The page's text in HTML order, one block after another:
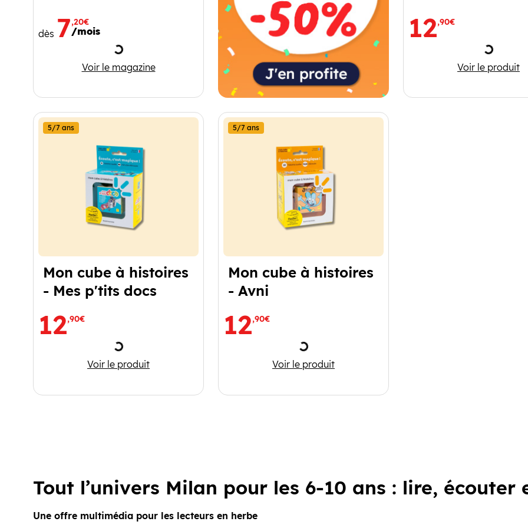
dès 7,20€
/mois
Chargement
Voir le magazine
1jour1actu
12,90€
Voir le produit
Mon
Mon cube à histoires
- Mes p'tits docs
5/7 ans
12,90€
Chargement
Voir le produitMon cube à histoires - Mes p'tits docs
Mon cube à histoires
- Avni
5/7 ans
12,90€
Chargement
Voir le produitMon cube à histoires - Avni
Tout l’univers Milan pour les 6-10 ans : lire, écouter
Une offre multimédia pour les lecteurs en herbe